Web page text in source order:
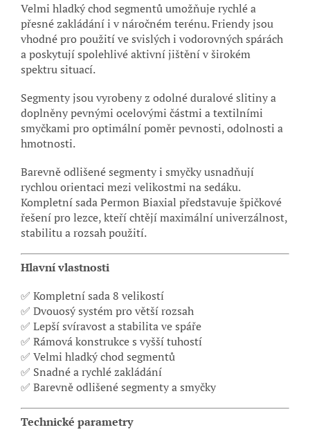
Velmi hladký chod segmentů umožňuje rychlé a
přesné zakládání i v náročném terénu. Friendy jsou
vhodné pro použití ve svislých i vodorovných spárách
a poskytují spolehlivé aktivní jištění v širokém
spektru situací.
Segmenty jsou vyrobeny z odolné duralové slitiny a
doplněny pevnými ocelovými částmi a textilními
smyčkami pro optimální poměr pevnosti, odolnosti a
hmotnosti.
Barevně odlišené segmenty i smyčky usnadňují
rychlou orientaci mezi velikostmi na sedáku.
Kompletní sada Permon Biaxial představuje špičkové
řešení pro lezce, kteří chtějí maximální univerzálnost,
stabilitu a rozsah použití.
Hlavní vlastnosti
✅ Kompletní sada 8 velikostí
✅ Dvouosý systém pro větší rozsah
✅ Lepší svíravost a stabilita ve spáře
✅ Rámová konstrukce s vyšší tuhostí
✅ Velmi hladký chod segmentů
✅ Snadné a rychlé zakládání
✅ Barevně odlišené segmenty a smyčky
Technické parametry